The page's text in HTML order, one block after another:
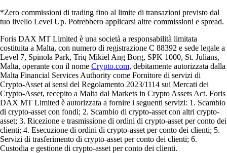
*Zero commissioni di trading fino al limite di transazioni previsto dal
tuo livello Level Up. Potrebbero applicarsi altre commissioni e spread.
Foris DAX MT Limited è una società a responsabilità limitata
costituita a Malta, con numero di registrazione C 88392 e sede legale a
Level 7, Spinola Park, Triq Mikiel Ang Borg, SPK 1000, St. Julians,
Malta, operante con il nome Crypto.com, debitamente autorizzata dalla
Malta Financial Services Authority come Fornitore di servizi di
Crypto-Asset ai sensi del Regolamento 2023/1114 sui Mercati dei
Crypto-Asset, recepito a Malta dal Markets in Crypto Assets Act. Foris
DAX MT Limited è autorizzata a fornire i seguenti servizi: 1. Scambio
di crypto-asset con fondi; 2. Scambio di crypto-asset con altri crypto-
asset; 3. Ricezione e trasmissione di ordini di crypto-asset per conto dei
clienti; 4. Esecuzione di ordini di crypto-asset per conto dei clienti; 5.
Servizi di trasferimento di crypto-asset per conto dei clienti; 6.
Custodia e gestione di crypto-asset per conto dei clienti.